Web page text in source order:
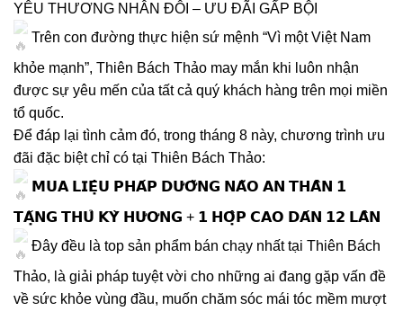
YÊU THƯƠNG NHÂN ĐÔI – ƯU ĐÃI GẤP BỘI
Trên con đường thực hiện sứ mệnh “Vì một Việt Nam
khỏe mạnh”, Thiên Bách Thảo may mắn khi luôn nhận
được sự yêu mến của tất cả quý khách hàng trên mọi miền
tổ quốc.
Để đáp lại tình cảm đó, trong tháng 8 này, chương trình ưu
đãi đặc biệt chỉ có tại Thiên Bách Thảo:
𝗠𝗨𝗔 𝗟𝗜𝗘̣̂𝗨 𝗣𝗛𝗔́𝗣 𝗗𝗨̛𝗢̛̃𝗡𝗚 𝗡𝗔̃𝗢 𝗔𝗡 𝗧𝗛𝗔̂̀𝗡 𝟭
𝗧𝗔̣̆𝗡𝗚 𝗧𝗛𝗨̉ 𝗞𝗬̀ 𝗛𝗨̛𝗢̛𝗡𝗚 + 𝟭 𝗛𝗢̣̂𝗣 𝗖𝗔𝗢 𝗗𝗔́𝗡 𝟭𝟮 𝗟𝗔̂̀𝗡
Đây đều là top sản phẩm bán chạy nhất tại Thiên Bách
Thảo, là giải pháp tuyệt vời cho những ai đang gặp vấn đề
về sức khỏe vùng đầu, muốn chăm sóc mái tóc mềm mượt